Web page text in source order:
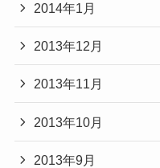
2014年1月
2013年12月
2013年11月
2013年10月
2013年9月